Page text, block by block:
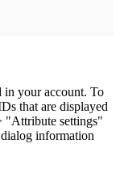
in your account. To
that are displayed
"Attribute settings"
information